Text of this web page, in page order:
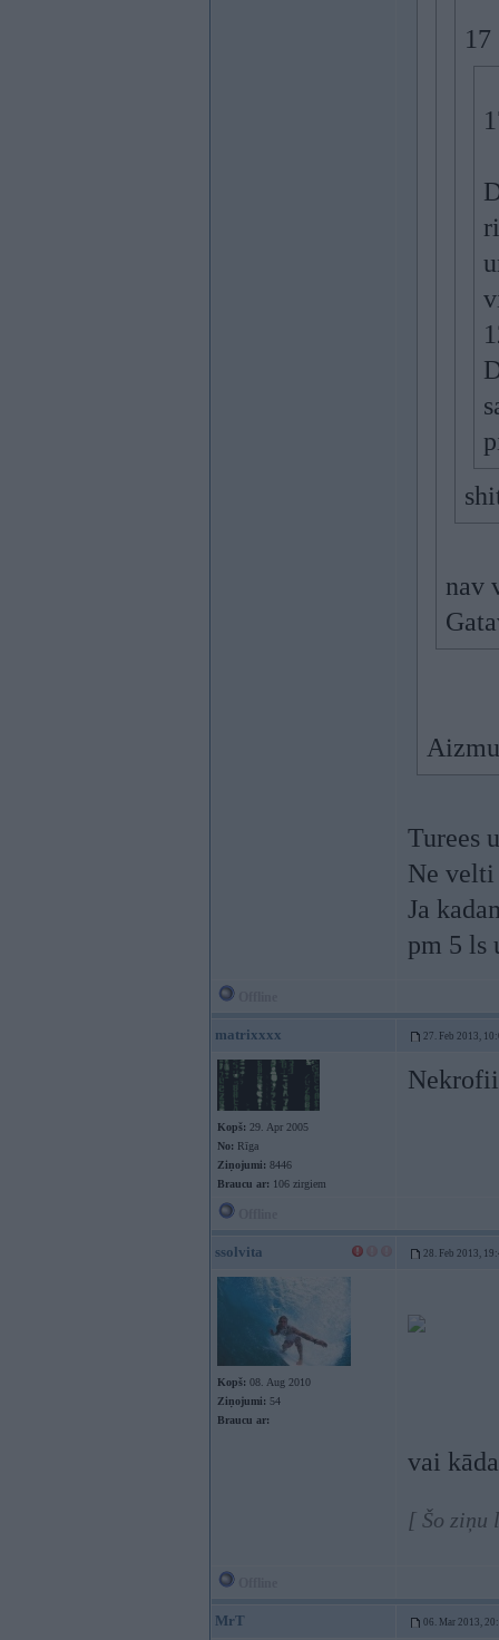
nav
Turees
Ne velti
Ja
pm 5 ls
matrixxxx 27. Feb 2013,
Kopš: 29. Apr 2005
No: Rīga
Ziņojumi: 8446
Braucu ar: 106 zirgiem
ssolvita 28. Feb 2013,
Kopš: 08. Aug 2010
Ziņojumi: 54
Braucu ar:
vai
[ Šo ziņu
MrT 06. Mar 2013,